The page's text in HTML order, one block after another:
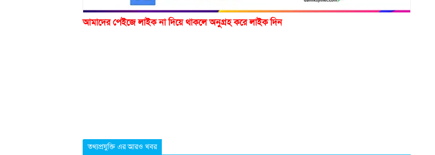
আমাদের পেইজে লাইক না দিয়ে থাকলে অনুগ্রহ করে লাইক দিন
তথ্যপ্রযুক্তি এর আরও খবর